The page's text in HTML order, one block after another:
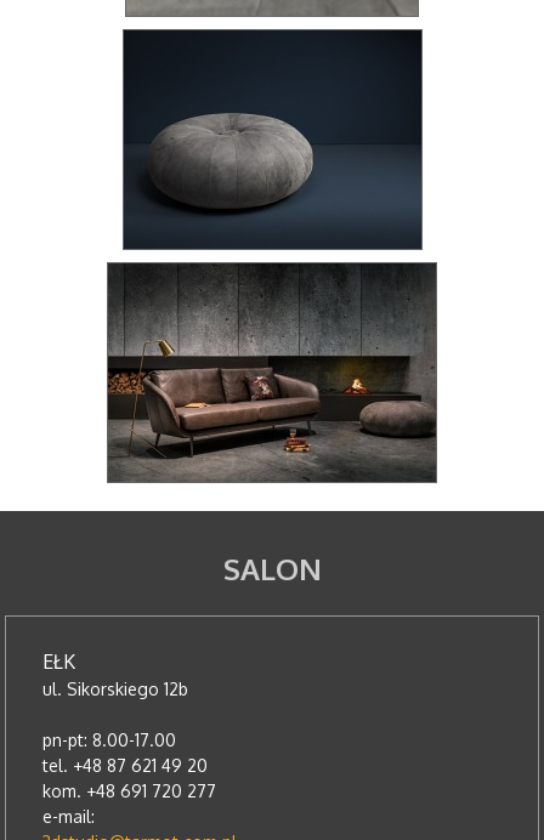
SALON
EŁK
ul. Sikorskiego 12b
pn-pt: 8.00-17.00
tel. +48 87 621 49 20
kom. +48 691 720 277
e-mail: